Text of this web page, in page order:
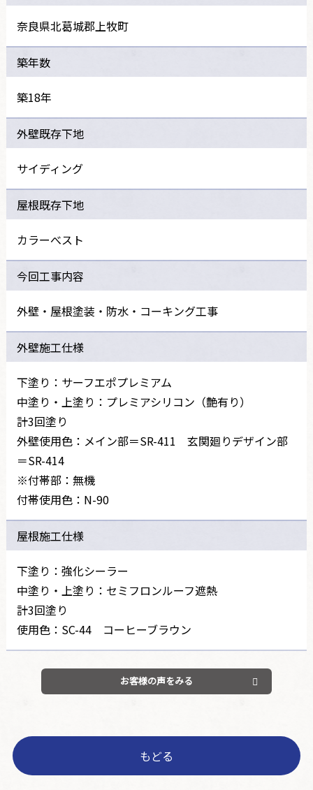
奈良県北葛城郡上牧町
築年数
築18年
外壁既存下地
サイディング
屋根既存下地
カラーべスト
今回工事内容
外壁・屋根塗装・防水・コーキング工事
外壁施工仕様
下塗り：サーフエポプレミアム
中塗り・上塗り：プレミアシリコン（艶有り）
計3回塗り
外壁使用色：メイン部＝SR-411 玄関廻りデザイン部
＝SR-414
※付帯部：無機
付帯使用色：N-90
屋根施工仕様
下塗り：強化シーラー
中塗り・上塗り：セミフロンルーフ遮熱
計3回塗り
使用色：SC-44 コーヒーブラウン
お客様の声をみる
もどる